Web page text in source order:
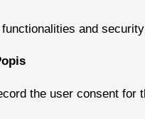
and
the user consent for